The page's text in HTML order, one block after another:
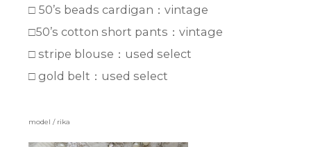
□ 50’s beads cardigan：vintage
□50’s cotton short pants：vintage
□ stripe blouse：used select
□ gold belt：used select
model / rika